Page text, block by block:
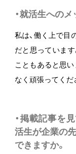
・就活生への
私は、働く上で目
だと思っていま
こともあると思
なく頑張ってくだ
・掲載記事を
活生が企業の
できますか。